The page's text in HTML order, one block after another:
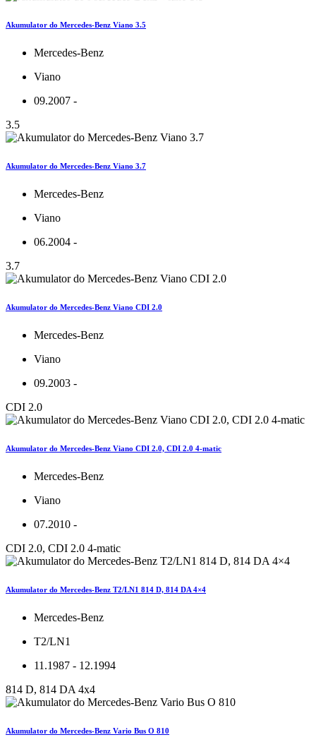
Akumulator do Mercedes-Benz Viano 3.5
Mercedes-Benz
Viano
09.2007 -
3.5
Akumulator do Mercedes-Benz Viano 3.7
Mercedes-Benz
Viano
06.2004 -
3.7
Akumulator do Mercedes-Benz Viano CDI 2.0
Mercedes-Benz
Viano
09.2003 -
CDI 2.0
Akumulator do Mercedes-Benz Viano CDI 2.0, CDI 2.0 4-matic
Mercedes-Benz
Viano
07.2010 -
CDI 2.0, CDI 2.0 4-matic
Akumulator do Mercedes-Benz T2/LN1 814 D, 814 DA 4×4
Mercedes-Benz
T2/LN1
11.1987 - 12.1994
814 D, 814 DA 4x4
Akumulator do Mercedes-Benz Vario Bus O 810